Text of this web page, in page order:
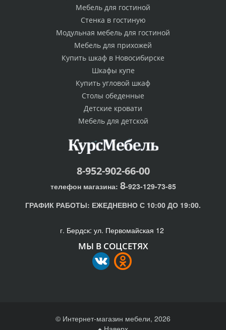
Мебель для гостиной
Стенка в гостиную
Модульная мебель для гостиной
Мебель для прихожей
Купить шкаф в Новосибирске
Шкафы купе
Купить угловой шкаф
Столы обеденные
Детские кровати
Мебель для детской
8-952-902-66-00
телефон магазина: 8-923-129-73-85
ГРАФИК РАБОТЫ: ЕЖЕДНЕВНО С 10:00 ДО 19:00.
г. Бердск: ул. Первомайская 12
МЫ В СОЦСЕТЯХ
© Интернет-магазин мебели, 2026